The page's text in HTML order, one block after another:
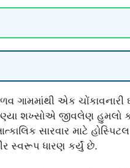
ગામમાંથી એક
શખ્સોએ જીવલેણ હુમલો
સારવાર માટે
સ્વરૂપ ધારણ કર્યું છે.